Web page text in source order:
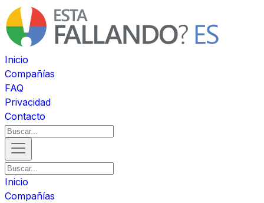
Inicio
Compañías
FAQ
Privacidad
Contacto
Inicio
Compañías